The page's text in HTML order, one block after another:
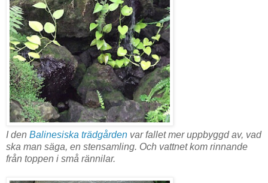
I den Balinesiska trädgården var fallet mer uppbyggd av, vad
ska man säga, en stensamling. Och vattnet kom rinnande
från toppen i små rännilar.